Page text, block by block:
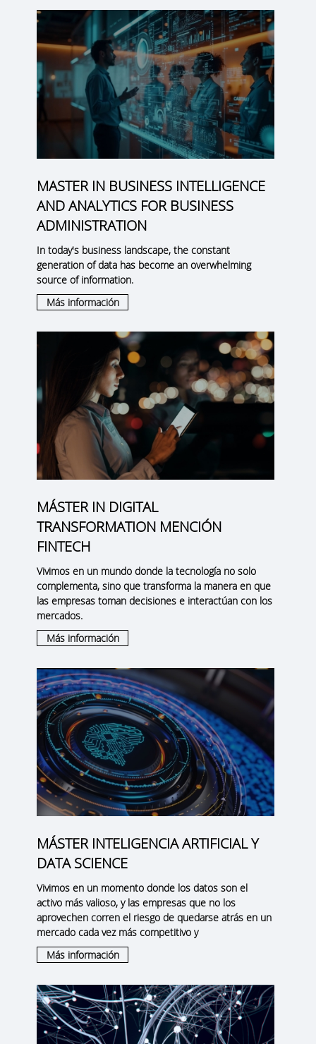
MASTER IN BUSINESS INTELLIGENCE
AND ANALYTICS FOR BUSINESS
ADMINISTRATION
In today's business landscape, the constant
generation of data has become an overwhelming
source of information.
Más información
MÁSTER IN DIGITAL
TRANSFORMATION MENCIÓN
FINTECH
Vivimos en un mundo donde la tecnología no solo
complementa, sino que transforma la manera en que
las empresas toman decisiones e interactúan con los
mercados.
Más información
MÁSTER INTELIGENCIA ARTIFICIAL Y
DATA SCIENCE
Vivimos en un momento donde los datos son el
activo más valioso, y las empresas que no los
aprovechen corren el riesgo de quedarse atrás en un
mercado cada vez más competitivo y
Más información